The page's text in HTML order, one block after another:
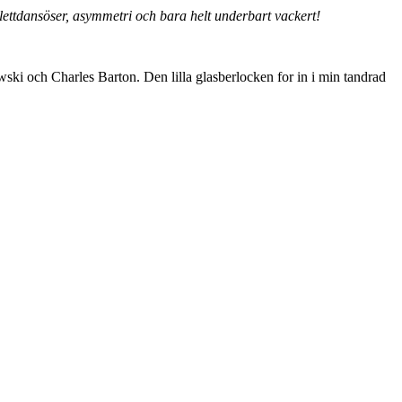
asymmetri och bara helt underbart vackert!
och Charles Barton. Den lilla glasberlocken for in i min tandrad